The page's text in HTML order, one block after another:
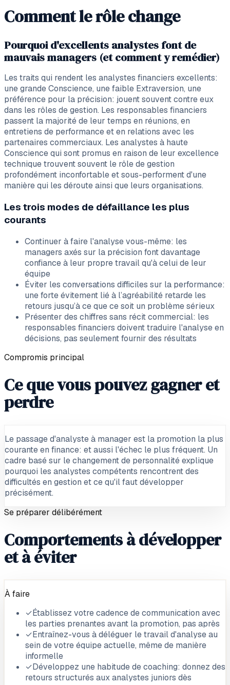
Comment le rôle change
Pourquoi d'excellents analystes font de
mauvais managers (et comment y remédier)
Les traits qui rendent les analystes financiers excellents:
une grande Conscience, une faible Extraversion, une
préférence pour la précision: jouent souvent contre eux
dans les rôles de gestion. Les responsables financiers
passent la majorité de leur temps en réunions, en
entretiens de performance et en relations avec les
partenaires commerciaux. Les analystes à haute
Conscience qui sont promus en raison de leur excellence
technique trouvent souvent le rôle de gestion
profondément inconfortable et sous-performent d'une
manière qui les déroute ainsi que leurs organisations.
Les trois modes de défaillance les plus
courants
Continuer à faire l'analyse vous-même: les
managers axés sur la précision font davantage
confiance à leur propre travail qu'à celui de leur
équipe
Éviter les conversations difficiles sur la performance:
une forte évitement lié à l’agréabilité retarde les
retours jusqu’à ce que ce soit un problème sérieux
Présenter des chiffres sans récit commercial: les
responsables financiers doivent traduire l'analyse en
décisions, pas seulement fournir des résultats
Compromis principal
Ce que vous pouvez gagner et
perdre
Le passage d'analyste à manager est la promotion la plus
courante en finance: et aussi l'échec le plus fréquent. Un
cadre basé sur le changement de personnalité explique
pourquoi les analystes compétents rencontrent des
difficultés en gestion et ce qu'il faut développer
précisément.
Se préparer délibérément
Comportements à développer
et à éviter
À faire
✓Établissez votre cadence de communication avec
les parties prenantes avant la promotion, pas après
✓Entraînez-vous à déléguer le travail d'analyse au
sein de votre équipe actuelle, même de manière
informelle
✓Développez une habitude de coaching: donnez des
retours structurés aux analystes juniors dès